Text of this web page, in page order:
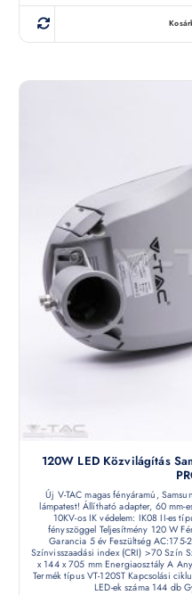
120W LED Közvilágítás
Új V-TAC magas fényáramú,
lámpatest! Állítható adapter, 60 mm-
10KV-os IK védelem: IK08 II-es
fényszöggel Teljesítmény 120 W
Garancia 5 év Feszültség
Színvisszaadási index (CRI) >70 Szín
x 144 x 705 mm Energiaosztály A
Termék típus VT-120ST Kapcsolási
LED-ek száma 144 db